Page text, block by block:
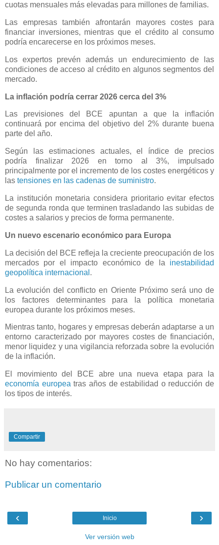
cuotas mensuales más elevadas para millones de familias.
Las empresas también afrontarán mayores costes para
financiar inversiones, mientras que el crédito al consumo
podría encarecerse en los próximos meses.
Los expertos prevén además un endurecimiento de las
condiciones de acceso al crédito en algunos segmentos del
mercado.
La inflación podría cerrar 2026 cerca del 3%
Las previsiones del BCE apuntan a que la inflación
continuará por encima del objetivo del 2% durante buena
parte del año.
Según las estimaciones actuales, el índice de precios
podría finalizar 2026 en torno al 3%, impulsado
principalmente por el incremento de los costes energéticos y
las tensiones en las cadenas de suministro.
La institución monetaria considera prioritario evitar efectos
de segunda ronda que terminen trasladando las subidas de
costes a salarios y precios de forma permanente.
Un nuevo escenario económico para Europa
La decisión del BCE refleja la creciente preocupación de los
mercados por el impacto económico de la inestabilidad
geopolítica internacional .
La evolución del conflicto en Oriente Próximo será uno de
los factores determinantes para la política monetaria
europea durante los próximos meses.
Mientras tanto, hogares y empresas deberán adaptarse a un
entorno caracterizado por mayores costes de financiación,
menor liquidez y una vigilancia reforzada sobre la evolución
de la inflación.
El movimiento del BCE abre una nueva etapa para la
economía europea tras años de estabilidad o reducción de
los tipos de interés.
Compartir
No hay comentarios:
Publicar un comentario
‹ ›
Inicio
Ver versión web